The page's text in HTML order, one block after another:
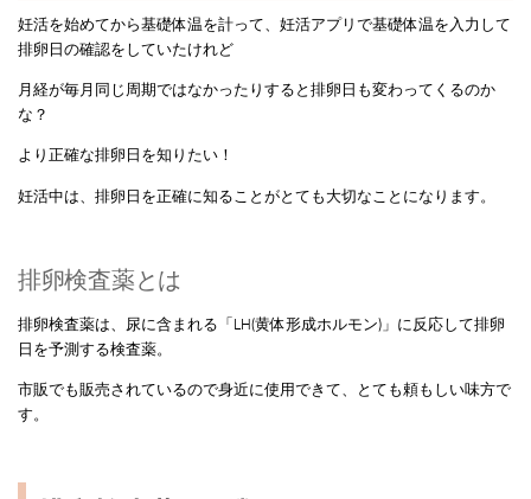
妊活を始めてから基礎体温を計って、妊活アプリで基礎体温を入力して
排卵日の確認をしていたけれど
月経が毎月同じ周期ではなかったりすると排卵日も変わってくるのか
な？
より正確な排卵日を知りたい！
妊活中は、排卵日を正確に知ることがとても大切なことになります。
排卵検査薬とは
排卵検査薬は、尿に含まれる「LH(黄体形成ホルモン)」に反応して排卵
日を予測する検査薬。
市販でも販売されているので身近に使用できて、とても頼もしい味方で
す。